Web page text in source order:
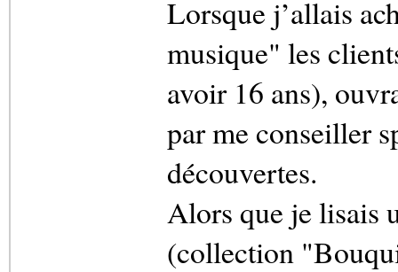
Lorsque j’allais
musique" les
avoir 16 ans),
par me conseiller
découvertes.
Alors que je lisais
(collection